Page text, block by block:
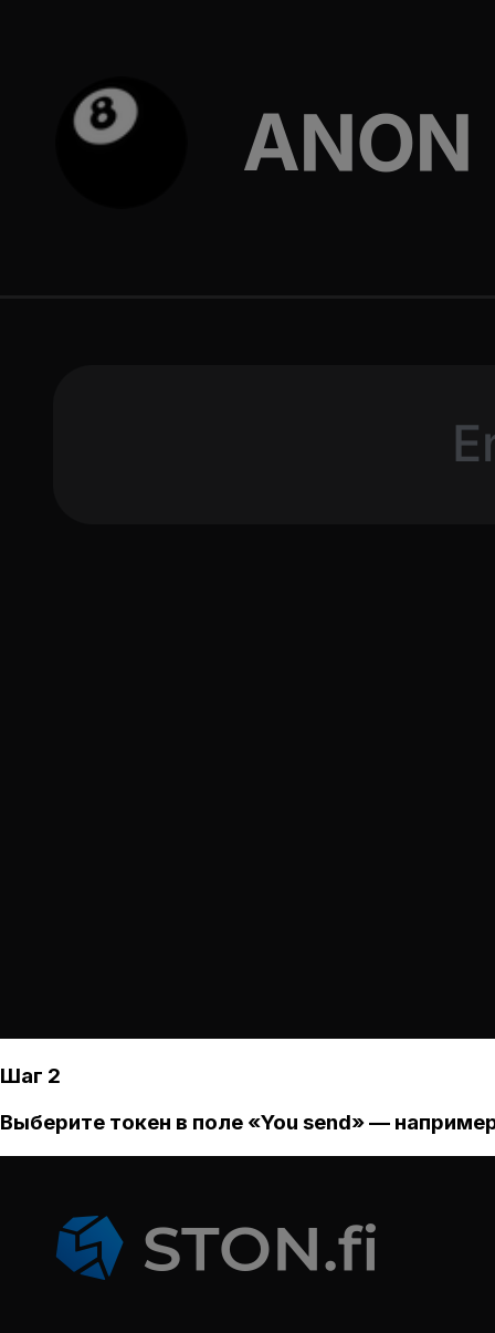
Шаг 2
Выберите токен в поле «You send» —